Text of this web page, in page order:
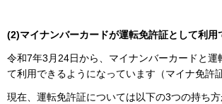
(2)マイナンバーカードが運転免許証として利用
令和7年3月24日から、マイナンバーカードと運
て利用できるようになっています（マイナ免許証
現在、運転免許証については以下の3つの持ち